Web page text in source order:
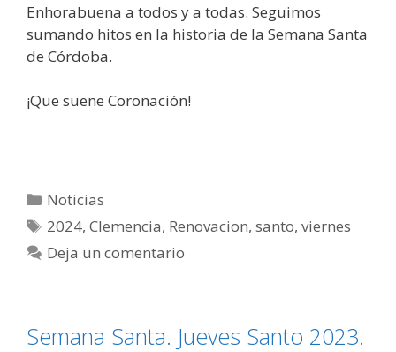
Enhorabuena a todos y a todas. Seguimos
sumando hitos en la historia de la Semana Santa
de Córdoba.
¡Que suene Coronación!
Noticias
2024,Clemencia, Renovacion,santo,viernes
Deja un comentario
Semana Santa. Jueves Santo 2023.